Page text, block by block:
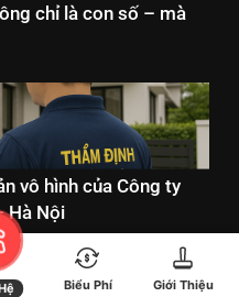
chỉ là con số – mà
vô hình của Công ty
Hà Nội
Biểu Phí Giới Thiệu